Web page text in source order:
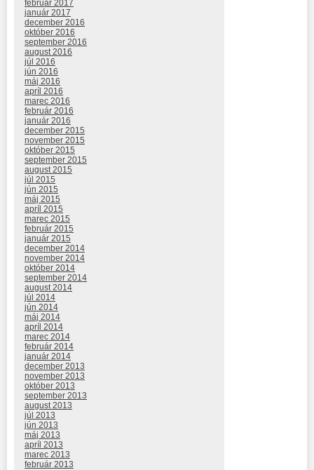
február 2017
január 2017
december 2016
október 2016
september 2016
august 2016
júl 2016
jún 2016
máj 2016
apríl 2016
marec 2016
február 2016
január 2016
december 2015
november 2015
október 2015
september 2015
august 2015
júl 2015
jún 2015
máj 2015
apríl 2015
marec 2015
február 2015
január 2015
december 2014
november 2014
október 2014
september 2014
august 2014
júl 2014
jún 2014
máj 2014
apríl 2014
marec 2014
február 2014
január 2014
december 2013
november 2013
október 2013
september 2013
august 2013
júl 2013
jún 2013
máj 2013
apríl 2013
marec 2013
február 2013